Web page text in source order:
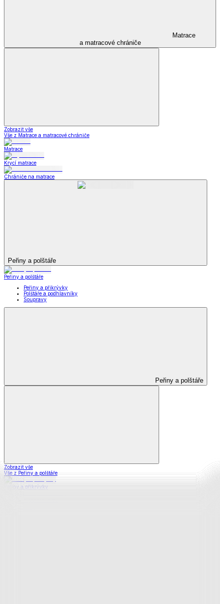
Matrace
a matracové chrániče
Zobrazit vše
Vše z Matrace a matracové chrániče
Matrace
Krycí matrace
Chrániče na matrace
Peřiny a polštáře
Peřiny a polštáře
Peřiny a přikrývky
Polštáře a podhlavníky
Soupravy
Peřiny a polštáře
Zobrazit vše
Vše z Peřiny a polštáře
Peřiny a přikrývky